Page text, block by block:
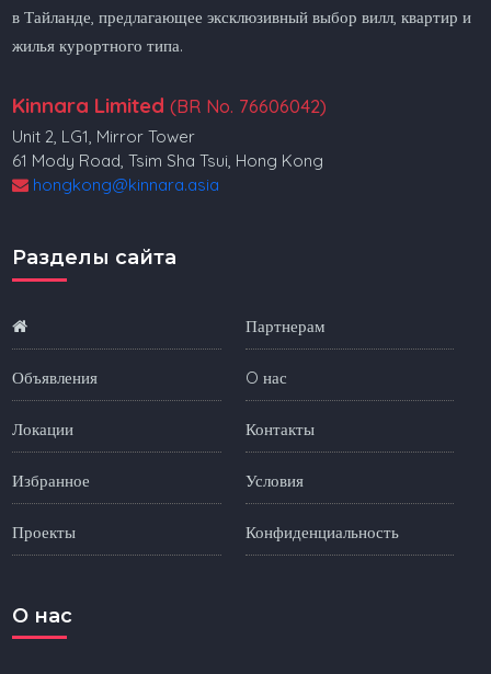
в Тайланде, предлагающее эксклюзивный выбор вилл, квартир и
жилья курортного типа.
Kinnara Limited (BR No. 76606042)
Unit 2, LG1, Mirror Tower
61 Mody Road, Tsim Sha Tsui, Hong Kong
hongkong@kinnara.asia
Разделы сайта
Объявления
Локации
Избранное
Проекты
Партнерам
O нас
Контакты
Условия
Конфиденциальность
O нас